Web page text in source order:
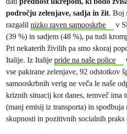
področju zelenjave, sadja in žit. Boj
razgalil nizko raven samooskrbe
v
(39 %) in sadjem (48 %), pa tudi
Pri nekaterih živilih pa smo skoraj
Italije. Iz Italije pride na naše police
vse pakirane zelenjave, 92
samooskrbnih verig ne veča le naše
kriznih situacij kot danes, temveč ima
(manj emisij iz transporta) in
skupnosti in pozitivnih socialnih praks